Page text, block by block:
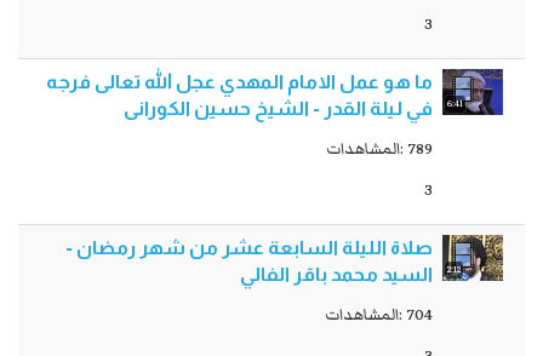
3
6:41
ما هو عمل الامام المهدي عجل الله تعالى فرجه
في ليلة القدر - الشیخ حسین الكورانی
789 :المشاهدات
3
2:12
صلاة الليلة السابعة عشر من شهر رمضان -
السيد محمد باقر الفالي
704 :المشاهدات